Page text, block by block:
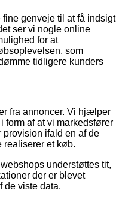
genveje til at få indsigt
ser vi nogle online
for at
som
tidligere kunders
fra annoncer. Vi hjælper
form af at vi markedsfører
provision ifald en af de
realiserer et køb.
understøttes tit,
der er blevet
de viste data.